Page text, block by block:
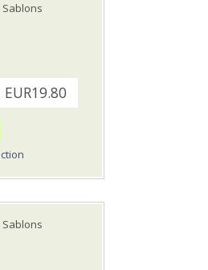
Sablons
EUR19.80
Sablons